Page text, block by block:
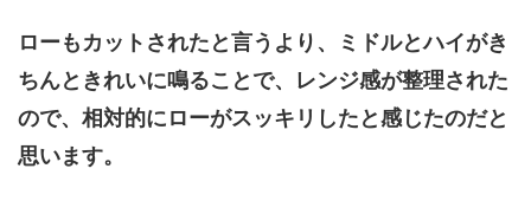
ローもカットされたと言うより、ミドルとハイがき
ちんときれいに鳴ることで、レンジ感が整理された
ので、相対的にローがスッキリしたと感じたのだと
思います。